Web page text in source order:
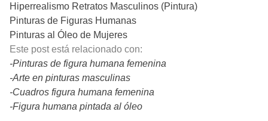
Hiperrealismo Retratos Masculinos (Pintura)
Pinturas de Figuras Humanas
Pinturas al Óleo de Mujeres
Este post está relacionado con:
-Pinturas de figura humana femenina
-Arte en pinturas masculinas
-Cuadros figura humana femenina
-Figura humana pintada al óleo